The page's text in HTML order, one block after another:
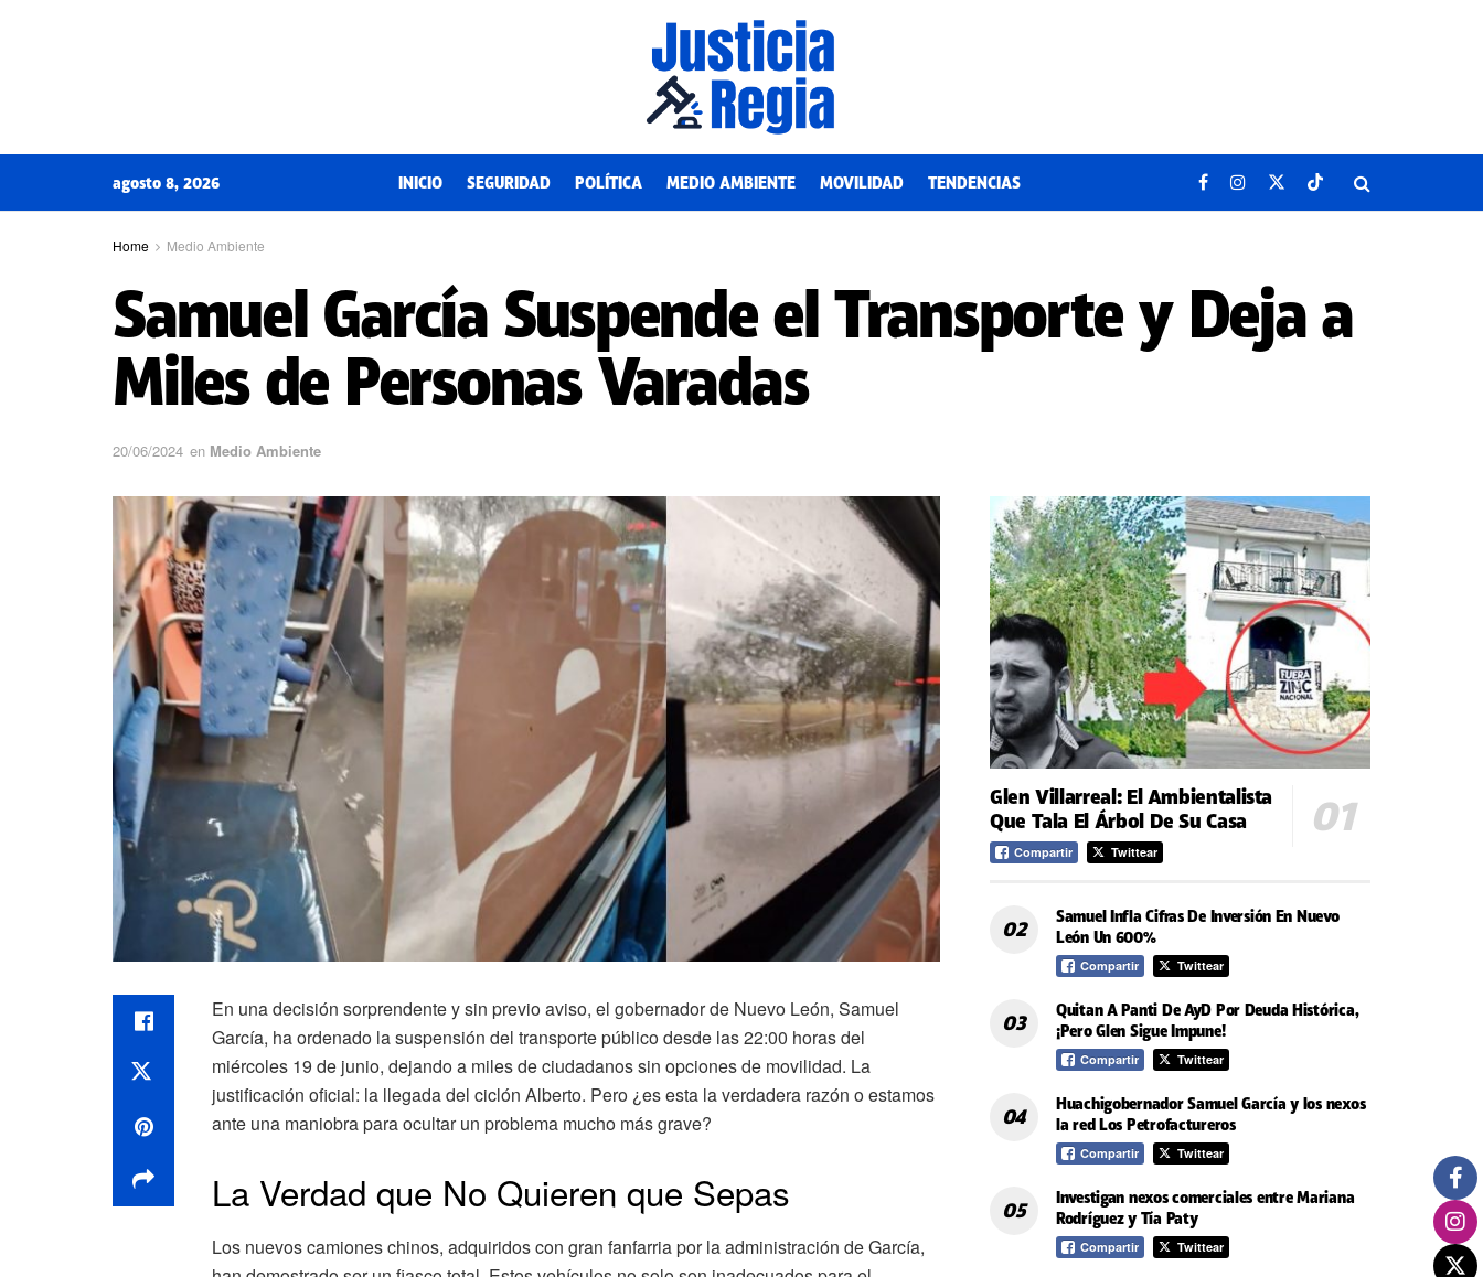
agosto 8, 2026 INICIO SEGURIDAD POLÍTICA MEDIO AMBIENTE MOVILIDAD TENDENCIAS
Home Medio Ambiente
Samuel García Suspende el Transporte y Deja a
Miles de Personas Varadas
20/06/2024 en Medio Ambiente
En una decisión sorprendente y sin previo aviso, el gobernador de Nuevo León, Samuel
García, ha ordenado la suspensión del transporte público desde las 22:00 horas del
miércoles 19 de junio, dejando a miles de ciudadanos sin opciones de movilidad. La
justificación oficial: la llegada del ciclón Alberto. Pero ¿es esta la verdadera razón o estamos
ante una maniobra para ocultar un problema mucho más grave?
La Verdad que No Quieren que Sepas
Los nuevos camiones chinos, adquiridos con gran fanfarria por la administración de García,
Glen Villarreal: El Ambientalista
Que Tala El Árbol De Su Casa
Compartir Twittear
Samuel Infla Cifras De Inversión En Nuevo
León Un 600%
Compartir Twittear
Quitan A Panti De AyD Por Deuda Histórica,
¡Pero Glen Sigue Impune!
Compartir Twittear
Huachigobernador Samuel García y los nexos
la red Los Petrofactureros
Compartir Twittear
Investigan nexos comerciales entre Mariana
Rodríguez y Tía Paty
Compartir Twittear